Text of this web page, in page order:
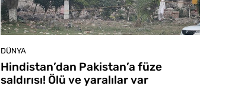
DÜNYA
Hindistan’dan Pakistan’a füze
saldırısı! Ölü ve yaralılar var